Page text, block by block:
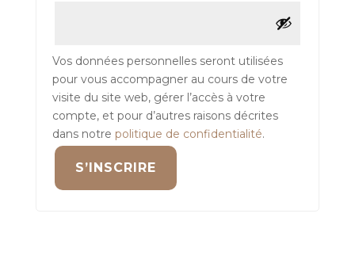
Vos données personnelles seront utilisées
pour vous accompagner au cours de votre
visite du site web, gérer l’accès à votre
compte, et pour d’autres raisons décrites
dans notre politique de confidentialité.
S’INSCRIRE